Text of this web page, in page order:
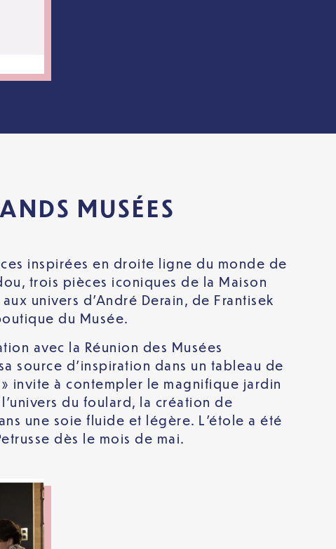
MUSÉES
inspirées en droite ligne du monde de
trois pièces iconiques de la Maison
univers d’André Derain, de Frantisek
du Musée.
avec la Réunion des Musées
source d’inspiration dans un tableau de
invite à contempler le magnifique jardin
du foulard, la création de
une soie fluide et légère. L’étole a été
dès le mois de mai.